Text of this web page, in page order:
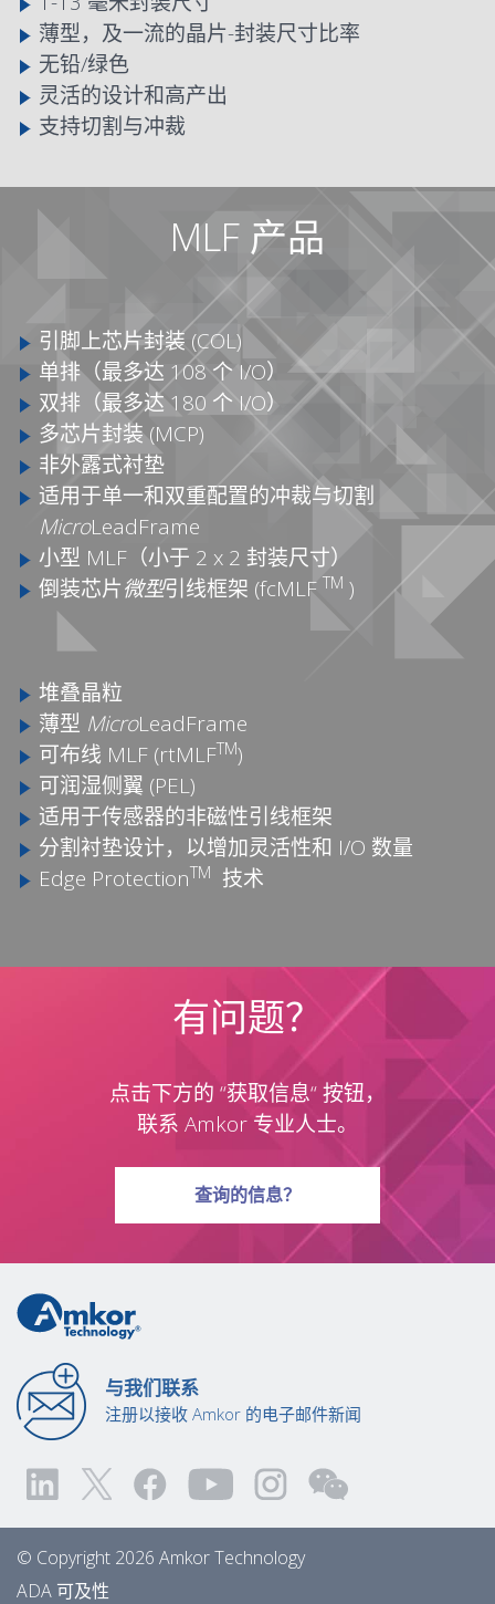
薄型，及一流的晶片-封装尺寸比率
无铅/绿色
灵活的设计和高产出
支持切割与冲裁
MLF 产品
引脚上芯片封装 (COL)
单排（最多达 108 个 I/O）
双排（最多达 180 个 I/O）
多芯片封装 (MCP)
非外露式衬垫
适用于单一和双重配置的冲裁与切割
MicroLeadFrame
小型 MLF（小于 2 x 2 封装尺寸）
倒装芯片微型引线框架 (fcMLF TM )
堆叠晶粒
薄型 MicroLeadFrame
可布线 MLF (rtMLFTM)
可润湿侧翼 (PEL)
适用于传感器的非磁性引线框架
分割衬垫设计，以增加灵活性和 I/O 数量
Edge ProtectionTM 技术
有问题？
点击下方的 “获取信息“ 按钮，
联系 Amkor 专业人士。
查询有关问题
的信息？
与我们联系
注册以接收 Amkor 的电子邮件新闻
© Copyright 2026 Amkor Technology
ADA 可及性